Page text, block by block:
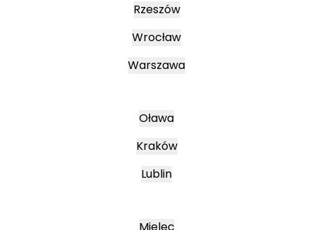
Rzeszów
Wrocław
Warszawa
Oława
Kraków
Lublin